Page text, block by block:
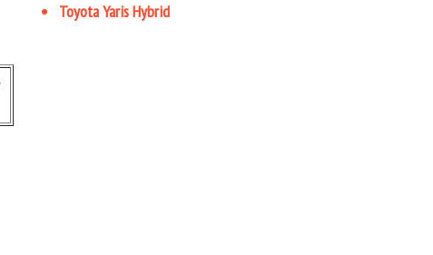
Toyota Yaris Hybrid